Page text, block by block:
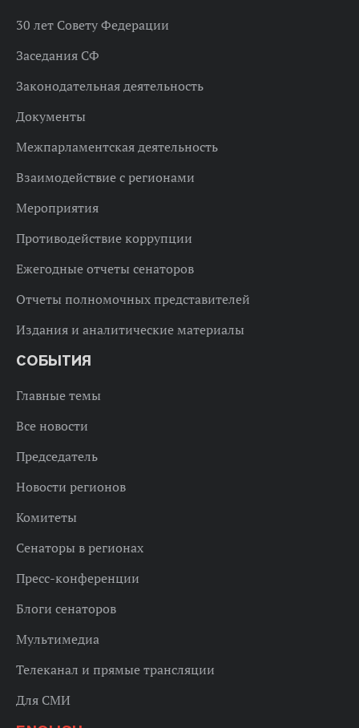
30 лет Совету Федерации
Заседания СФ
Законодательная деятельность
Документы
Межпарламентская деятельность
Взаимодействие с регионами
Мероприятия
Противодействие коррупции
Ежегодные отчеты сенаторов
Отчеты полномочных представителей
Издания и аналитические материалы
СОБЫТИЯ
Главные темы
Все новости
Председатель
Новости регионов
Комитеты
Сенаторы в регионах
Пресс-конференции
Блоги сенаторов
Мультимедиа
Телеканал и прямые трансляции
Для СМИ